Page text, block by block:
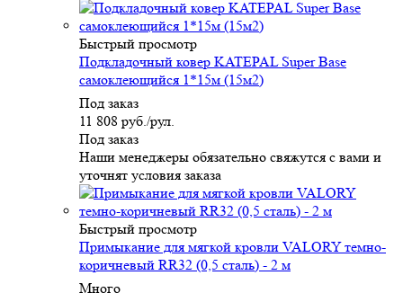
Быстрый просмотр
Подкладочный ковер KATEPAL Super Base
самоклеющийся 1*15м (15м2)
Под заказ
11 808 руб./рул.
Под заказ
Наши менеджеры обязательно свяжутся с вами и
уточнят условия заказа
Быстрый просмотр
Примыкание для мягкой кровли VALORY темно-
коричневый RR32 (0,5 сталь) - 2 м
Много